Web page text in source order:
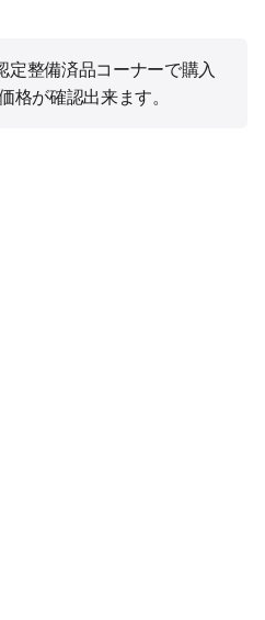
整備済品コーナーで購入
格が確認出来ます。